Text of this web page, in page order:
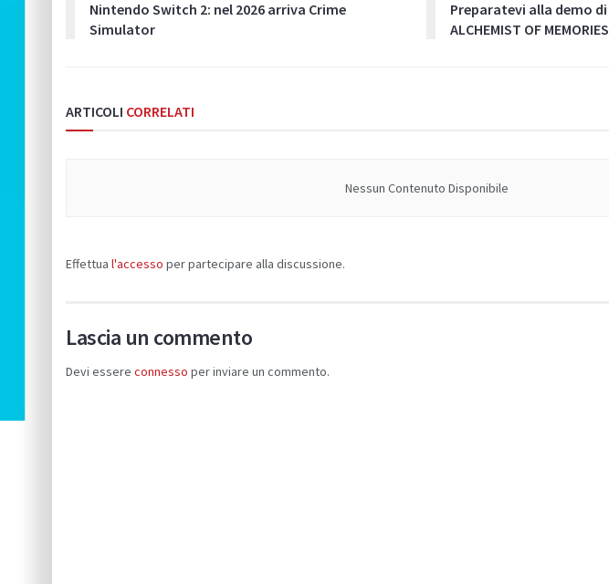
Nintendo Switch 2: nel 2026 arriva Crime
Simulator
Preparatevi alla demo di
ALCHEMIST OF
ARTICOLI CORRELATI
Nessun Contenuto Disponibile
Effettua l'accesso per partecipare alla discussione.
Lascia un commento
Devi essere connesso per inviare un commento.